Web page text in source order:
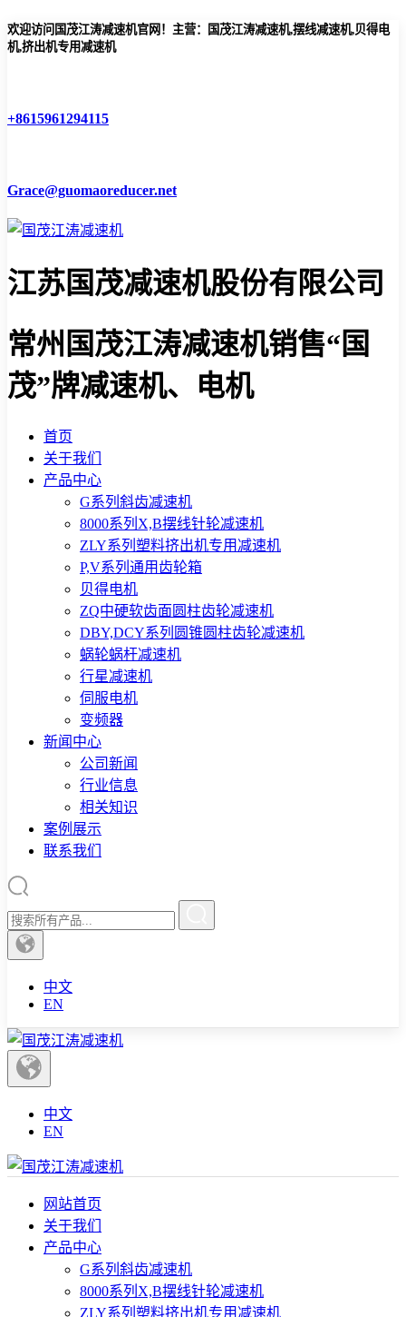
欢迎访问国茂江涛减速机官网！主营：国茂江涛减速机,摆线减速机,贝得电
机,挤出机专用减速机
+8615961294115
Grace@guomaoreducer.net
江苏国茂减速机股份有限公司
常州国茂江涛减速机销售“国
茂”牌减速机、电机
首页
关于我们
产品中心
G系列斜齿减速机
8000系列X,B摆线针轮减速机
ZLY系列塑料挤出机专用减速机
P,V系列通用齿轮箱
贝得电机
ZQ中硬软齿面圆柱齿轮减速机
DBY,DCY系列圆锥圆柱齿轮减速机
蜗轮蜗杆减速机
行星减速机
伺服电机
变频器
新闻中心
公司新闻
行业信息
相关知识
案例展示
联系我们
中文
EN
中文
EN
网站首页
关于我们
产品中心
G系列斜齿减速机
8000系列X,B摆线针轮减速机
ZLY系列塑料挤出机专用减速机